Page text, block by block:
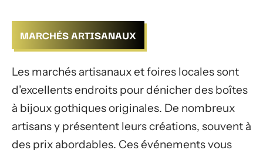
MARCHÉS ARTISANAUX
Les marchés artisanaux et foires locales sont
d’excellents endroits pour dénicher des boîtes
à bijoux gothiques originales. De nombreux
artisans y présentent leurs créations, souvent à
des prix abordables. Ces événements vous